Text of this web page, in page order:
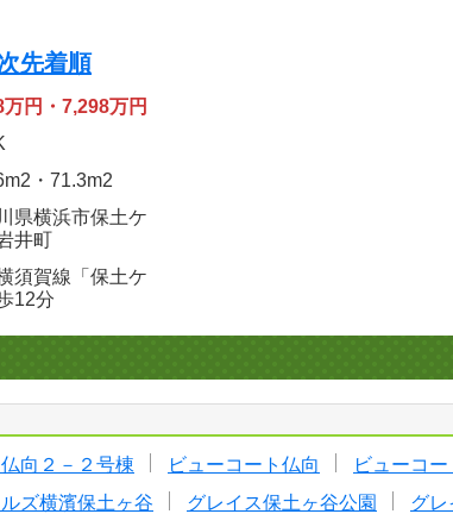
先着順
円・7,298万円
2 ・71.3m2
県横浜市保土ケ
井町
須賀線「保土ケ
12分
向２－２号棟 ビューコート仏向
ビューコ
ズ横濱保土ヶ谷 グレイス保土ヶ谷公園
グレ